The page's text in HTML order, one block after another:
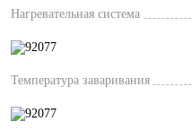
Нагревательная система
Температура заваривания